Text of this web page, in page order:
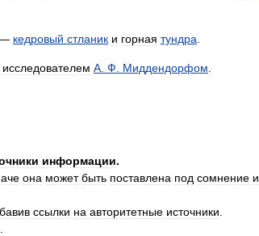
кедровый стланик и горная тундра
исследователем А Ф Миддендорфом
информации.
она может быть поставлена под сомнение и
ссылки на авторитетные источники